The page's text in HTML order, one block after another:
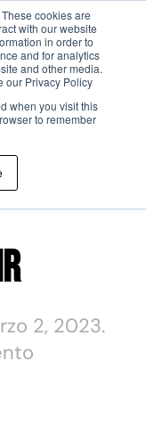
cookies are
with our website
in order to
and for analytics
and other media.
our Privacy Policy
when you visit this
to remember
2, 2023.